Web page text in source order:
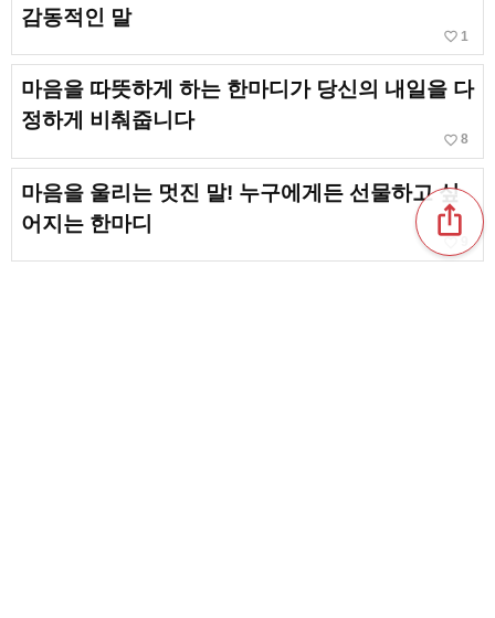
감동적인 말
favorite_border 1
마음을 따뜻하게 하는 한마디가 당신의 내일을 다
정하게 비춰줍니다
favorite_border 8
마음을 울리는 멋진 말! 누구에게든 선물하고 싶
어지는 한마디
ios_share